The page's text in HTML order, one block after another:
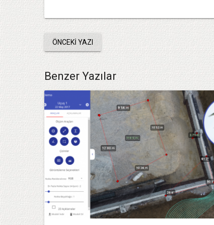
ÖNCEKI YAZI
Benzer Yazılar